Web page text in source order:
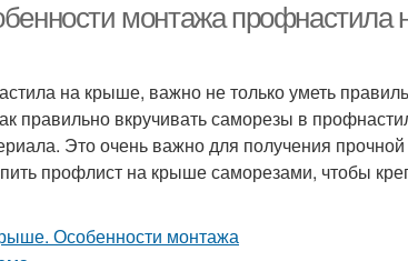
монтажа профнастила
на крыше, важно не только уметь
правильно вкручивать саморезы в
Это очень важно для получения
профлист на крыше саморезами, чтобы